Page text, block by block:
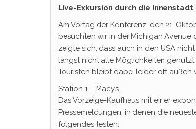
Live-Exkursion durch die Innenstadt
Am Vortag der Konferenz, den 21.
besuchten wir in der Michigan Avenue
zeigte sich, dass auch in den USA
längst nicht alle Möglichkeiten
Touristen bleibt dabei leider oft außen
Station 1 – Macy’s
Das Vorzeige-Kaufhaus mit einer
Pressemeldungen, in denen die
folgendes testen: